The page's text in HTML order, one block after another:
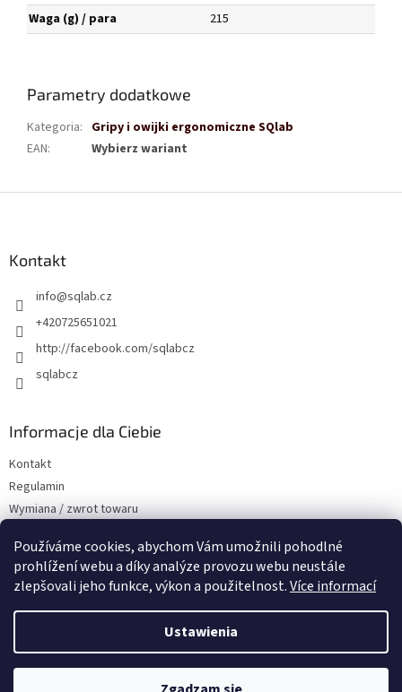
Používáme cookies, abychom Vám umožnili pohodlné
prohlížení webu a díky analýze provozu webu neustále
zlepšovali jeho funkce, výkon a použitelnost.Více informací
Ustawienia
Waga (g) / para
215
Parametry dodatkowe
Kategoria: Gripy i owijki ergonomiczne SQlab
EAN: Wybierz wariant
Kontakt
info@sqlab.cz
+420725651021
http://facebook.com/sqlabcz
sqlabcz
Informacje dla Ciebie
Kontakt
Regulamin
Wymiana / zwrot towaru